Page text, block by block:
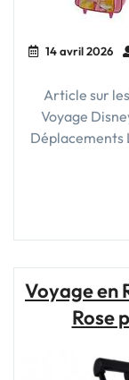
14 avril 2026
Article sur
Voyage
Déplacements
Voyage en
Rose